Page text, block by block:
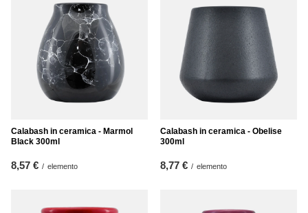
Calabash in ceramica - Marmol
Black 300ml
8,57 € / elemento
Calabash in ceramica - Obelise
300ml
8,77 € / elemento